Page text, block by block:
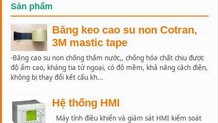
Sản phẩm
Băng keo cao su non Cotran,
3M mastic tape
-Băng cao su non chống thấm nước,, chống hóa chất chịu được
độ ẩm cao, kháng tia tử ngoại, có độ mềm, khả năng cách điện,
không bị thay đổi kết cấu kh...
Hệ thống HMI
Máy tính điều khiển và giám sát HMI kiểm soát